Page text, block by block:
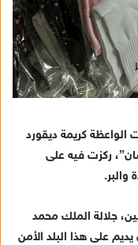
كريمة ديقورد
ركزت فيه على
والبر.
جلالة الملك محمد
على هذا البلد الأمن